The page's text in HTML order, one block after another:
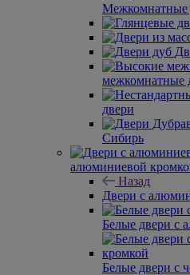
Межкомнатные
межкомнатные
двери
Сибирь
алюминиевой
Назад
Двери с
Белые двери с
Белые двери с